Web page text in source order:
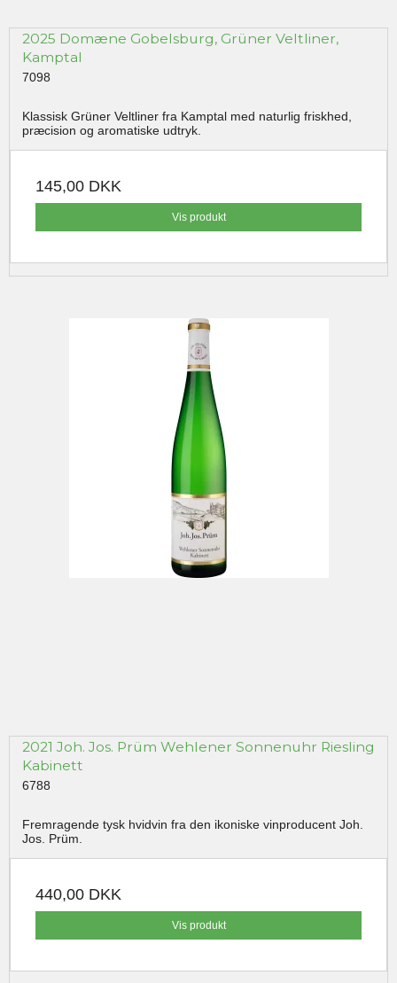
2025 Domæne Gobelsburg, Grüner Veltliner,
Kamptal
7098
Klassisk Grüner Veltliner fra Kamptal med naturlig friskhed,
præcision og aromatiske udtryk.
145,00 DKK
Vis produkt
2021 Joh. Jos. Prüm Wehlener Sonnenuhr Riesling
Kabinett
6788
Fremragende tysk hvidvin fra den ikoniske vinproducent Joh.
Jos. Prüm.
440,00 DKK
Vis produkt